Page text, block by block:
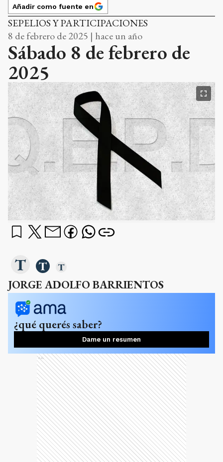
Añadir como fuente en
SEPELIOS Y PARTICIPACIONES
8 de febrero de 2025 | hace un año
Sábado 8 de febrero de
2025
JORGE ADOLFO BARRIENTOS
¿qué querés saber?
Dame un resumen
Ads